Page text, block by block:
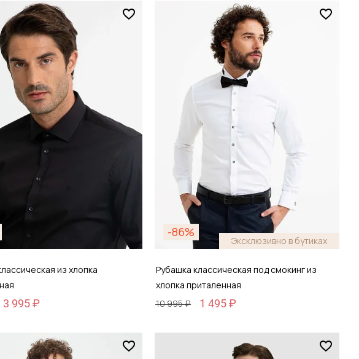
из хлопка
3 995 ₽
-86%
Эксклюзивно в бутиках
Рубашка классическая под смокинг из
хлопка приталенная
10 995 ₽
1 495 ₽